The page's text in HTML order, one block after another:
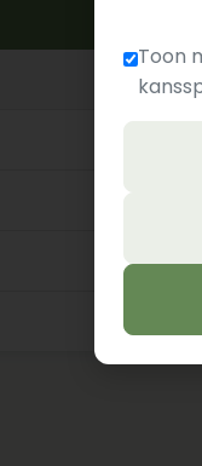
Toon